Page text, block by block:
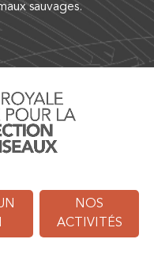
sauvages.
NOS
ACTIVITÉS